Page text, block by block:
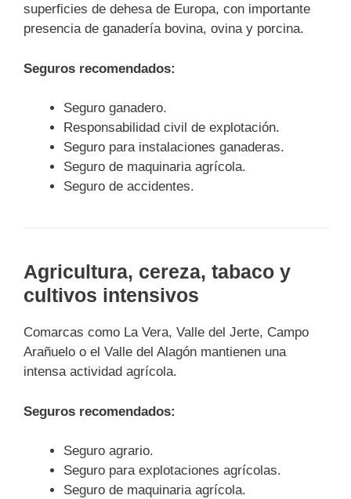
superficies de dehesa de Europa, con importante
presencia de ganadería bovina, ovina y porcina.
Seguros recomendados:
Seguro ganadero.
Responsabilidad civil de explotación.
Seguro para instalaciones ganaderas.
Seguro de maquinaria agrícola.
Seguro de accidentes.
Agricultura, cereza, tabaco y
cultivos intensivos
Comarcas como La Vera, Valle del Jerte, Campo
Arañuelo o el Valle del Alagón mantienen una
intensa actividad agrícola.
Seguros recomendados:
Seguro agrario.
Seguro para explotaciones agrícolas.
Seguro de maquinaria agrícola.